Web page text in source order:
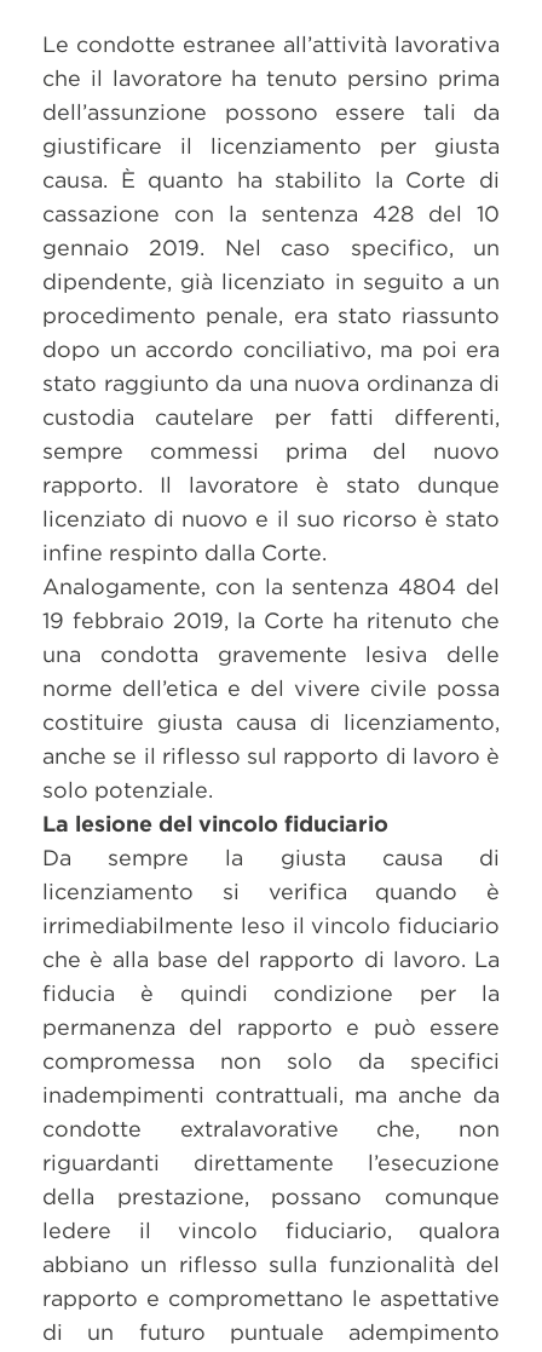
Le condotte estranee all’attività lavorativa
che il lavoratore ha tenuto persino prima
dell’assunzione possono essere tali da
giustificare il licenziamento per giusta
causa. È quanto ha stabilito la Corte di
cassazione con la sentenza 428 del 10
gennaio 2019. Nel caso specifico, un
dipendente, già licenziato in seguito a un
procedimento penale, era stato riassunto
dopo un accordo conciliativo, ma poi era
stato raggiunto da una nuova ordinanza di
custodia cautelare per fatti differenti,
sempre commessi prima del nuovo
rapporto. Il lavoratore è stato dunque
licenziato di nuovo e il suo ricorso è stato
infine respinto dalla Corte.
Analogamente, con la sentenza 4804 del
19 febbraio 2019, la Corte ha ritenuto che
una condotta gravemente lesiva delle
norme dell’etica e del vivere civile possa
costituire giusta causa di licenziamento,
anche se il riflesso sul rapporto di lavoro è
solo potenziale.
La lesione del vincolo fiduciario
Da sempre la giusta causa di
licenziamento si verifica quando è
irrimediabilmente leso il vincolo fiduciario
che è alla base del rapporto di lavoro. La
fiducia è quindi condizione per la
permanenza del rapporto e può essere
compromessa non solo da specifici
inadempimenti contrattuali, ma anche da
condotte extralavorative che, non
riguardanti direttamente l’esecuzione
della prestazione, possano comunque
ledere il vincolo fiduciario, qualora
abbiano un riflesso sulla funzionalità del
rapporto e compromettano le aspettative
di un futuro puntuale adempimento